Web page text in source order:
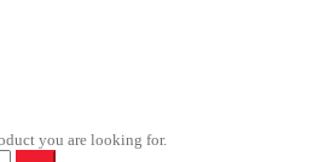
you are looking for.